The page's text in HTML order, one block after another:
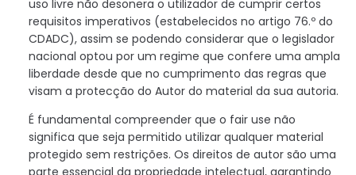
uso livre não desonera o utilizador de cumprir certos
requisitos imperativos (estabelecidos no artigo 76.º do
CDADC), assim se podendo considerar que o legislador
nacional optou por um regime que confere uma ampla
liberdade desde que no cumprimento das regras que
visam a protecção do Autor do material da sua autoria.
É fundamental compreender que o fair use não
significa que seja permitido utilizar qualquer material
protegido sem restrições. Os direitos de autor são uma
parte essencial da propriedade intelectual, garantindo